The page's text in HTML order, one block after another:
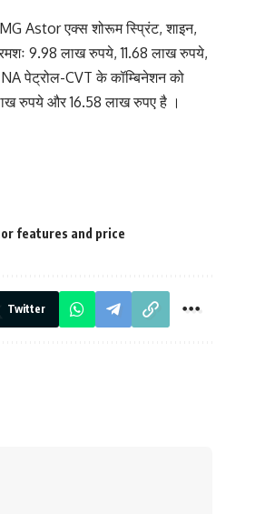
Astor एक्स शोरूम स्प्रिंट, शाइन,
9.98 लाख रुपये, 11.68 लाख रुपये,
पेट्रोल-CVT के कॉम्बिनेशन को
रुपये और 16.58 लाख रुपए है ।
features and price
Twitter